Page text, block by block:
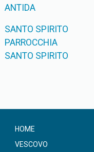
ANTIDA
SANTO SPIRITO
PARROCCHIA
SANTO SPIRITO
HOME
VESCOVO